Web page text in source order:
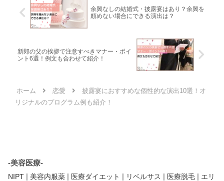
余興なしの結婚式・披露宴はあり？余興を
頼めない場合にできる演出は？
新郎の父の挨拶で注意すべきマナー・ポイ
ント6選！例文も合わせて紹介！
ホーム 恋愛
披露宴におすすめな個性的な演出10選！オ
リジナルのプログラム例も紹介！
-美容医療-
NIPT | 美容内服薬 | 医療ダイエット | リベルサス | 医療脱毛 | エリ